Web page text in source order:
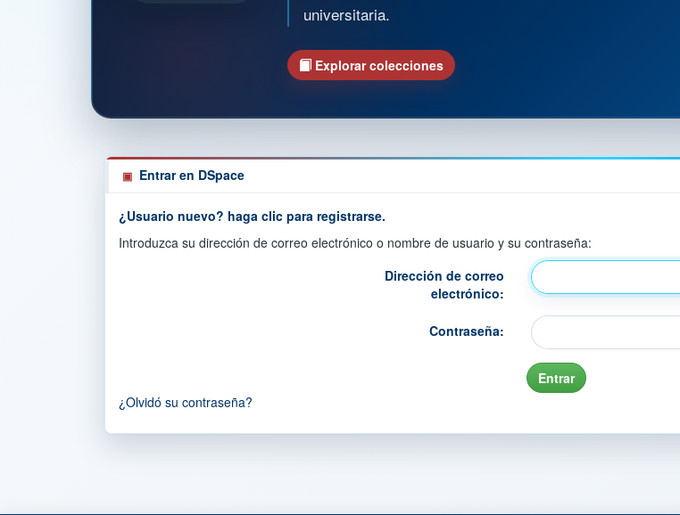
universitaria.
Explorar colecciones
Entrar en DSpace
¿Usuario nuevo? haga clic para registrarse.
Introduzca su dirección de correo electrónico o nombre de usuario y su contraseña:
Dirección de correo
electrónico:
Contraseña:
¿Olvidó su contraseña?